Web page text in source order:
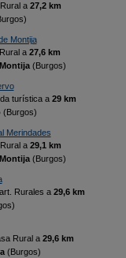
a 27,2 km
Montija
a 27,6 km
(Burgos)
turística a 29 km
(Burgos)
Merindades
a 29,1 km
(Burgos)
Rurales a 29,6 km
Rural a 29,6 km
(Burgos)